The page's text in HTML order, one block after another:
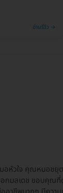
อ่านรีวิว →
อหัวใจ คุณหมอช
มลเดช ขอบคุณที่ดู